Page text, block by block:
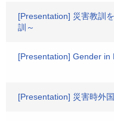
[Presentation] 災害教訓
訓～
[Presentation] Gender
[Presentation] 災害時外